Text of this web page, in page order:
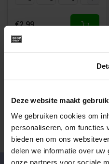
Deze website maakt
We gebruiken cookies om
personaliseren, om functies
bieden en om ons
delen we informatie over
onze partners voor sociale
€2,99
500+ snoepsoorten van de